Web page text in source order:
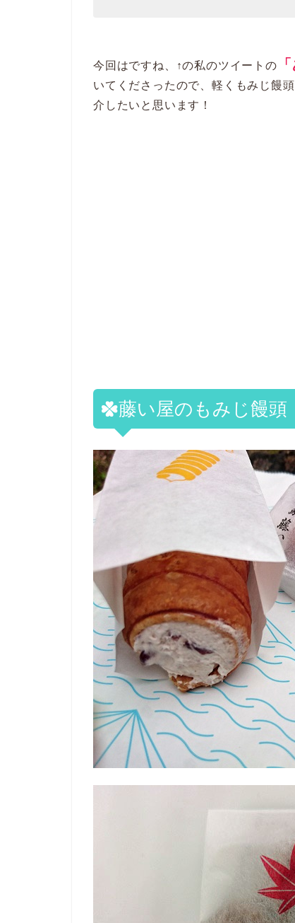
今回はですね、↑の私のツイートの
いてくださったので、軽くもみじ饅
介したいと思います！
藤い屋のもみじ饅頭